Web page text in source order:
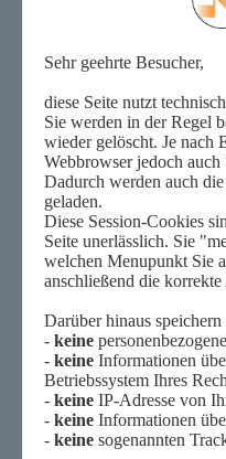
Schülerlabor CAMMP
Profil des
Im Schülerlabor
Problemösen mit Hilfe
und relevanter
ein. Dabei
Netzwerke?".
Besucher-Adresse:
Schülerlabor CAMMP
Sekretariat ACoM
Schinkelstr. 2 , Raum
52062 Aachen
Deutschland